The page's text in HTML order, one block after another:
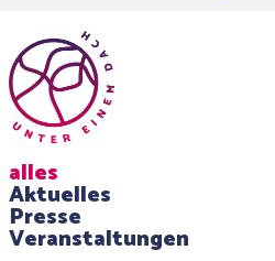
alles
Aktuelles
Presse
Veranstaltungen